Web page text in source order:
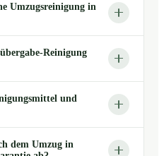
Umzugsreinigung in
Reinigung
und
dem Umzug in